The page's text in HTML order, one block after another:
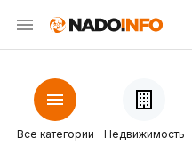
Все категории Недвижимость